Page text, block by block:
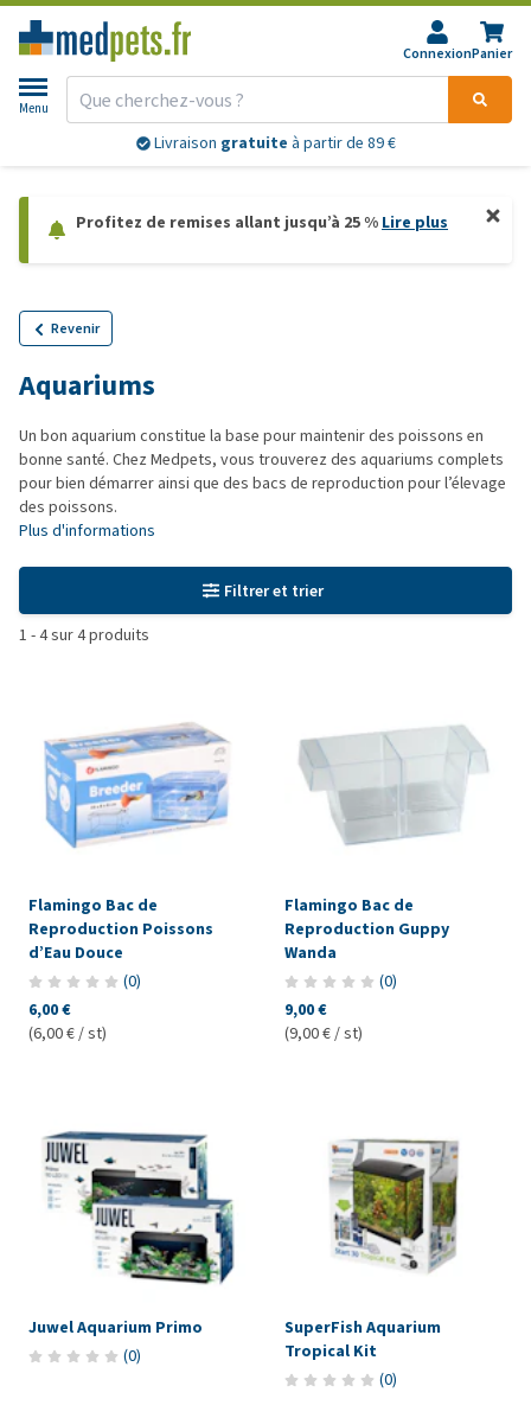
ConnexionPanier
Menu
Livraison gratuite à partir de 89 €
Profitez de remises allant jusqu’à 25 % Lire plus
Revenir
Aquariums
Un bon aquarium constitue la base pour maintenir des poissons en
bonne santé. Chez Medpets, vous trouverez des aquariums complets
pour bien démarrer ainsi que des bacs de reproduction pour l’élevage
des poissons.
Plus d'informations
Filtrer et trier
1 -4sur4produits
Flamingo Bac de
Reproduction Poissons
d’Eau Douce
(0)
6,00 €
(6,00 € / st)
Flamingo Bac de
Reproduction Guppy
Wanda
(0)
9,00 €
(9,00 € / st)
Juwel Aquarium Primo
(0)
SuperFish Aquarium
Tropical Kit
(0)